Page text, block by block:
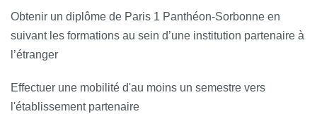
Obtenir un diplôme de Paris 1 Panthéon-Sorbonne en
suivant les formations au sein d’une institution partenaire à
l’étranger
Effectuer une mobilité d'au moins un semestre vers
l'établissement partenaire